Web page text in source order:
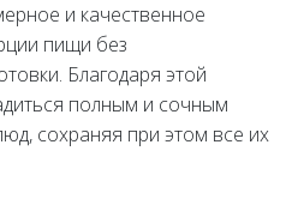
и качественное
пищи без
Благодаря этой
полным и сочным
сохраняя при этом все их